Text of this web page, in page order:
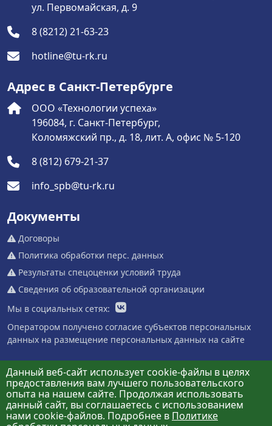
ул. Первомайская, д. 9
8 (8212) 21-63-23
hotline@tu-rk.ru
Адрес в Санкт-Петербурге
ООО «Технологии успеха»
196084, г. Санкт-Петербург,
Коломяжский пр., д. 18, лит. А, офис № 5-120
8 (812) 679-21-37
info_spb@tu-rk.ru
Документы
Договоры
Политика обработки перс. данных
Результаты спецоценки условий труда
Сведения об образовательной организации
Мы в социальных сетях:
Оператором получено согласие субъектов персональных
данных на размещение персональных данных на сайте
Данный веб-сайт использует cookie-файлы в целях
предоставления вам лучшего пользовательского
опыта на нашем сайте. Продолжая использовать
данный сайт, вы соглашаетесь с использованием
нами cookie-файлов. Подробнее в Политике